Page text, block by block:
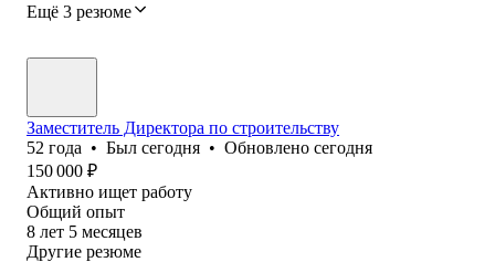
Ещё 3 резюме
Заместитель Директора по строительству
52 года • Был сегодня • Обновлено сегодня
150 000 ₽
Активно ищет работу
Общий опыт
8 лет 5 месяцев
Другие резюме